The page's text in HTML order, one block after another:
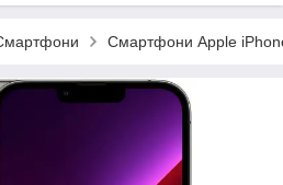
Смартфони Apple